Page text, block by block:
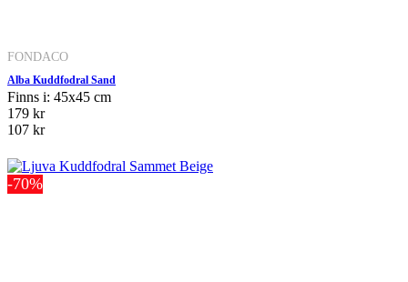
FONDACO
Alba Kuddfodral Sand
Finns i: 45x45 cm
179 kr
107 kr
-70%